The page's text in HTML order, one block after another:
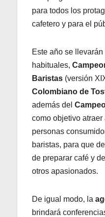
para todos los
cafetero y para el
Este año se
habituales,
Baristas (versión
Colombiano de
además del
como objetivo atraer
personas
baristas, para que
de preparar café y
otros apasionados.
De igual modo, la
brindará